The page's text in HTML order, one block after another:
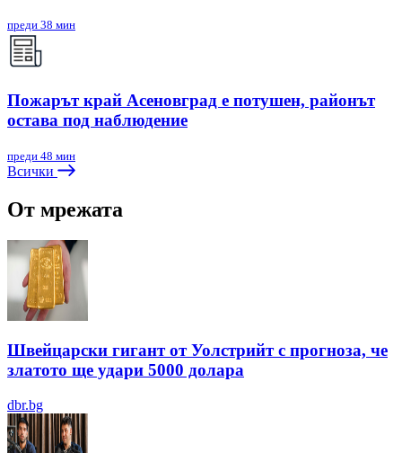
преди 38 мин
Пожарът край Асеновград е потушен, районът
остава под наблюдение
преди 48 мин
Всички
От мрежата
Швейцарски гигант от Уолстрийт с прогноза, че
златото ще удари 5000 долара
dbr.bg